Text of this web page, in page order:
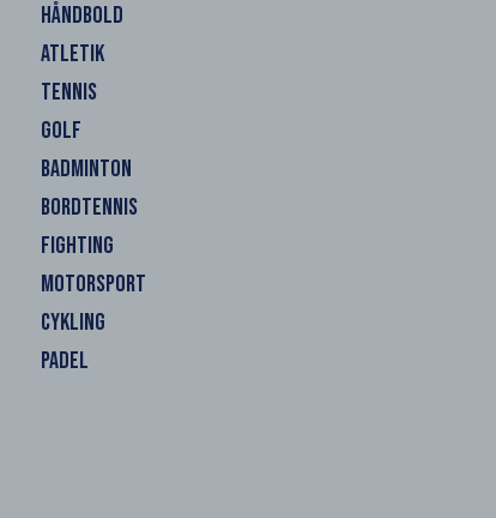
HÅNDBOLD
ATLETIK
TENNIS
GOLF
BADMINTON
BORDTENNIS
FIGHTING
MOTORSPORT
CYKLING
PADEL